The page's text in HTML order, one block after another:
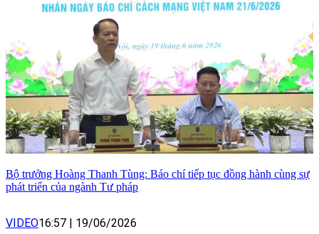
Bộ trưởng Hoàng Thanh Tùng: Báo chí tiếp tục đồng hành cùng sự
phát triển của ngành Tư pháp
VIDEO16:57 19/06/2026